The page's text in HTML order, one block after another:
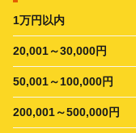
1万円以内
20,001～30,000円
50,001～100,000円
200,001～500,000円